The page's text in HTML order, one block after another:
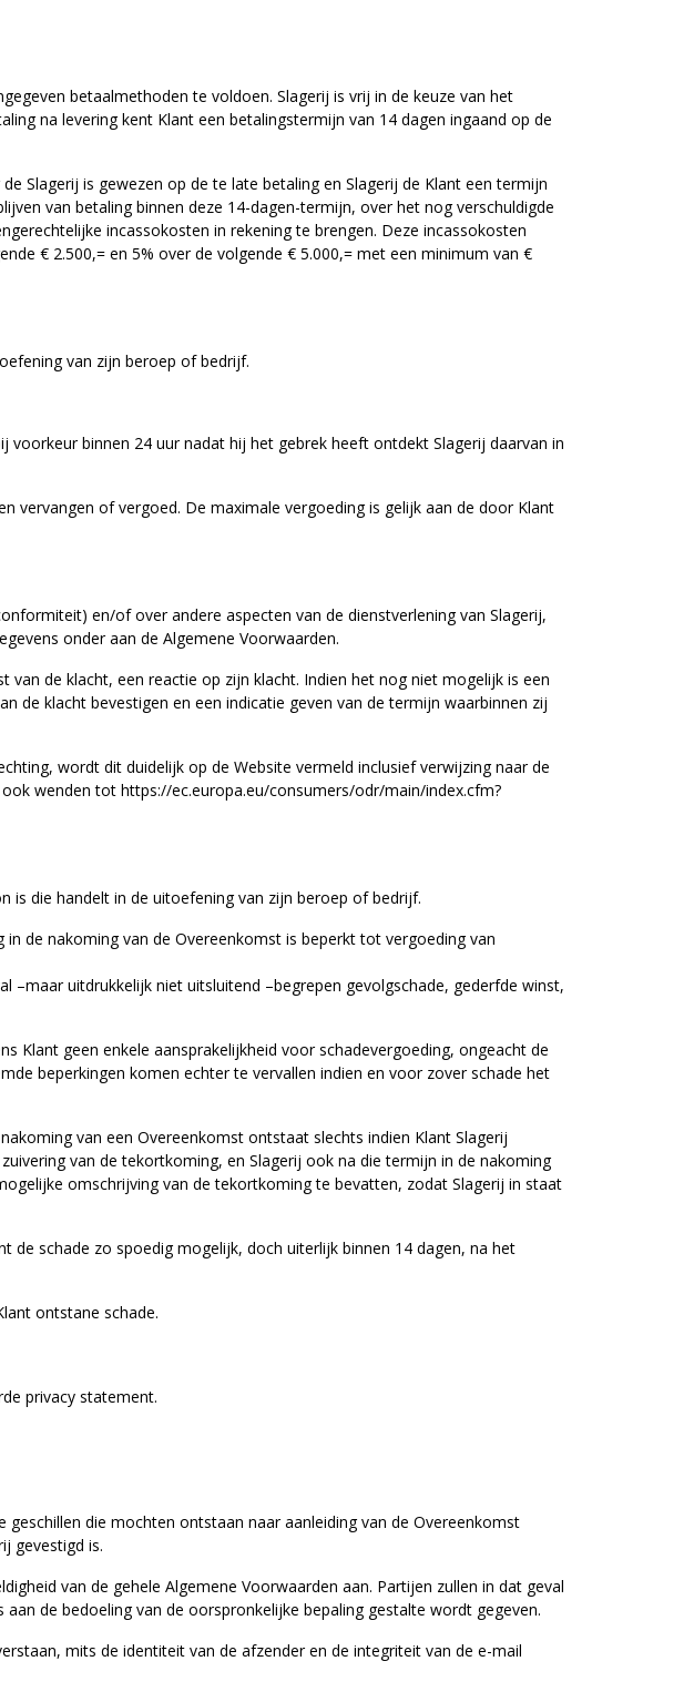
betaalmethoden te voldoen. Slagerij is vrij in de keuze van het
na levering kent Klant een betalingstermijn van 14 dagen ingaand op de
Slagerij is gewezen op de te late betaling en Slagerij de Klant een termijn
van betaling binnen deze 14-dagen-termijn, over het nog verschuldigde
incassokosten in rekening te brengen. Deze incassokosten
€ 2.500,= en 5% over de volgende € 5.000,= met een minimum van €
van zijn beroep of bedrijf.
binnen 24 uur nadat hij het gebrek heeft ontdekt Slagerij daarvan in
vervangen of vergoed. De maximale vergoeding is gelijk aan de door Klant
en/of over andere aspecten van de dienstverlening van Slagerij,
onder aan de Algemene Voorwaarden.
de klacht, een reactie op zijn klacht. Indien het nog niet mogelijk is een
de klacht bevestigen en een indicatie geven van de termijn waarbinnen zij
wordt dit duidelijk op de Website vermeld inclusief verwijzing naar de
ook wenden tot https://ec.europa.eu/consumers/odr/main/index.cfm?
is die handelt in de uitoefening van zijn beroep of bedrijf.
de nakoming van de Overeenkomst is beperkt tot vergoeding van
–maar uitdrukkelijk niet uitsluitend –begrepen gevolgschade, gederfde winst,
Klant geen enkele aansprakelijkheid voor schadevergoeding, ongeacht de
beperkingen komen echter te vervallen indien en voor zover schade het
van een Overeenkomst ontstaat slechts indien Klant Slagerij
van de tekortkoming, en Slagerij ook na die termijn in de nakoming
omschrijving van de tekortkoming te bevatten, zodat Slagerij in staat
de schade zo spoedig mogelijk, doch uiterlijk binnen 14 dagen, na het
ontstane schade.
privacy statement.
die mochten ontstaan naar aanleiding van de Overeenkomst
gevestigd is.
van de gehele Algemene Voorwaarden aan. Partijen zullen in dat geval
de bedoeling van de oorspronkelijke bepaling gestalte wordt gegeven.
mits de identiteit van de afzender en de integriteit van de e-mail